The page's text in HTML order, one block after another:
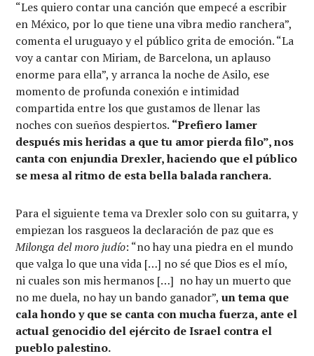
“Les quiero contar una canción que empecé a escribir
en México, por lo que tiene una vibra medio ranchera”,
comenta el uruguayo y el público grita de emoción. “La
voy a cantar con Miriam, de Barcelona, un aplauso
enorme para ella”, y arranca la noche de Asilo, ese
momento de profunda conexión e intimidad
compartida entre los que gustamos de llenar las
noches con sueños despiertos. “Prefiero lamer
después mis heridas a que tu amor pierda filo”, nos
canta con enjundia Drexler, haciendo que el público
se mesa al ritmo de esta bella balada ranchera.
Para el siguiente tema va Drexler solo con su guitarra, y
empiezan los rasgueos la declaración de paz que es
Milonga del moro judío: “no hay una piedra en el mundo
que valga lo que una vida […] no sé que Dios es el mío,
ni cuales son mis hermanos […] no hay un muerto que
no me duela, no hay un bando ganador”,un tema que
cala hondo y que se canta con mucha fuerza, ante el
actual genocidio del ejército de Israel contra el
pueblo palestino.